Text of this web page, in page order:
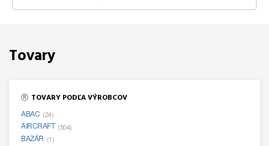
Tovary
TOVARY PODĽA VÝROBCOV
ABAC (24)
AIRCRAFT (504)
BAZÁR (1)